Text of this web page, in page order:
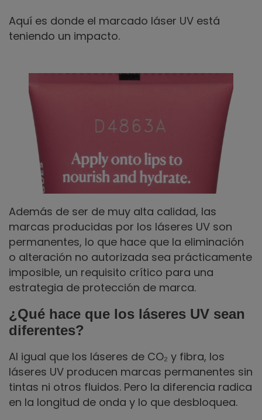
Aquí es donde el marcado láser UV está
teniendo un impacto.
Además de ser de muy alta calidad, las
marcas producidas por los láseres UV son
permanentes, lo que hace que la eliminación
o alteración no autorizada sea prácticamente
imposible, un requisito crítico para una
estrategia de protección de marca.
¿Qué hace que los láseres UV sean
diferentes?
Al igual que los láseres de CO₂ y fibra, los
láseres UV producen marcas permanentes sin
tintas ni otros fluidos. Pero la diferencia radica
en la longitud de onda y lo que desbloquea.